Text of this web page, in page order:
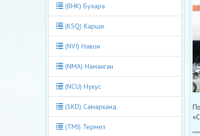
(BHK) Бухара
(KSQ) Карши
(NVI) Навои
(NMA) Наманган
(NCU) Нукус
(SKD) Самарканд
(TMJ) Термез